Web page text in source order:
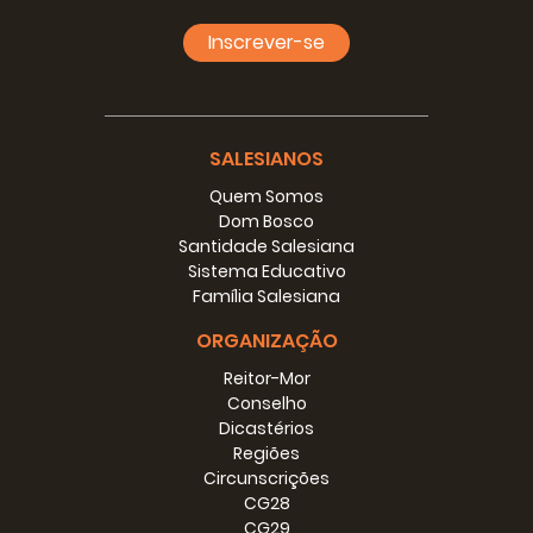
Oratorio sino alla primavera del 1846.
Francesco di Sales. Il numero dei giovani crebbe a tale che
l´anno 1850 spesso oltrepassavano i due ed anche i tre
A fine di provvedere a questo bisogno l´anno 1851
innalzavasi la chiesa attuale e ciò facevasi con ajuto di
Lotterie di oggetti e con altre private oblazioni.
L´anno 1847 visto che pel gran numero i giovani non
potevano più essere contenuti nell´Oratorio di S.
Francesco di Sales se ne apriva un altro a Porta Nuova tra
il viale dei Platani e quello del Valentino. La direzione di
esso fu affidata al Teol. Carpano Giacinto, di poi passò ad
altri, e presentemente il Teol. Leonardo Murialdo ne è
zelante direttore. Il numero medio dei giovani è di circa
Inscrever-se
SALESIANOS
Quem Somos
Dom Bosco
Santidade Salesiana
Sistema Educativo
Família Salesiana
ORGANIZAÇÃO
Reitor-Mor
Conselho
Dicastérios
Regiões
Circunscrições
CG28
CG29